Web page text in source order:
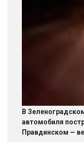
В
автомобиля
Правдинском —